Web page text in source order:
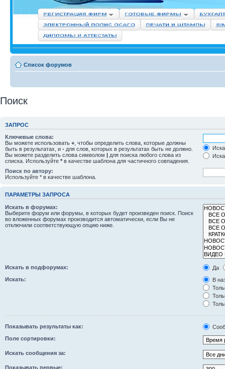
Список форумов
Поиск
ЗАПРОС
Ключевые слова:
Вы можете использовать + , чтобы определить слова, которые должны
быть в результатах, и - для слов, которых в результатах быть не должно.
Вы можете разделить слова символом | для поиска любого слова из
списка. Используйте * в качестве шаблона для частичного совпадения.
Поиск по автору:
Используйте * в качестве шаблона.
ПАРАМЕТРЫ ЗАПРОСА
Искать в форумах:
Выберите форум или форумы, в которых будет произведен поиск. Поиск
во вложенных форумах производится автоматически, если Вы не
отключили соответствующую опцию ниже.
Искать в подфорумах:
Да
Искать:
В
Показывать результаты как:
Поле сортировки:
Искать сообщения за:
Показывать первые: